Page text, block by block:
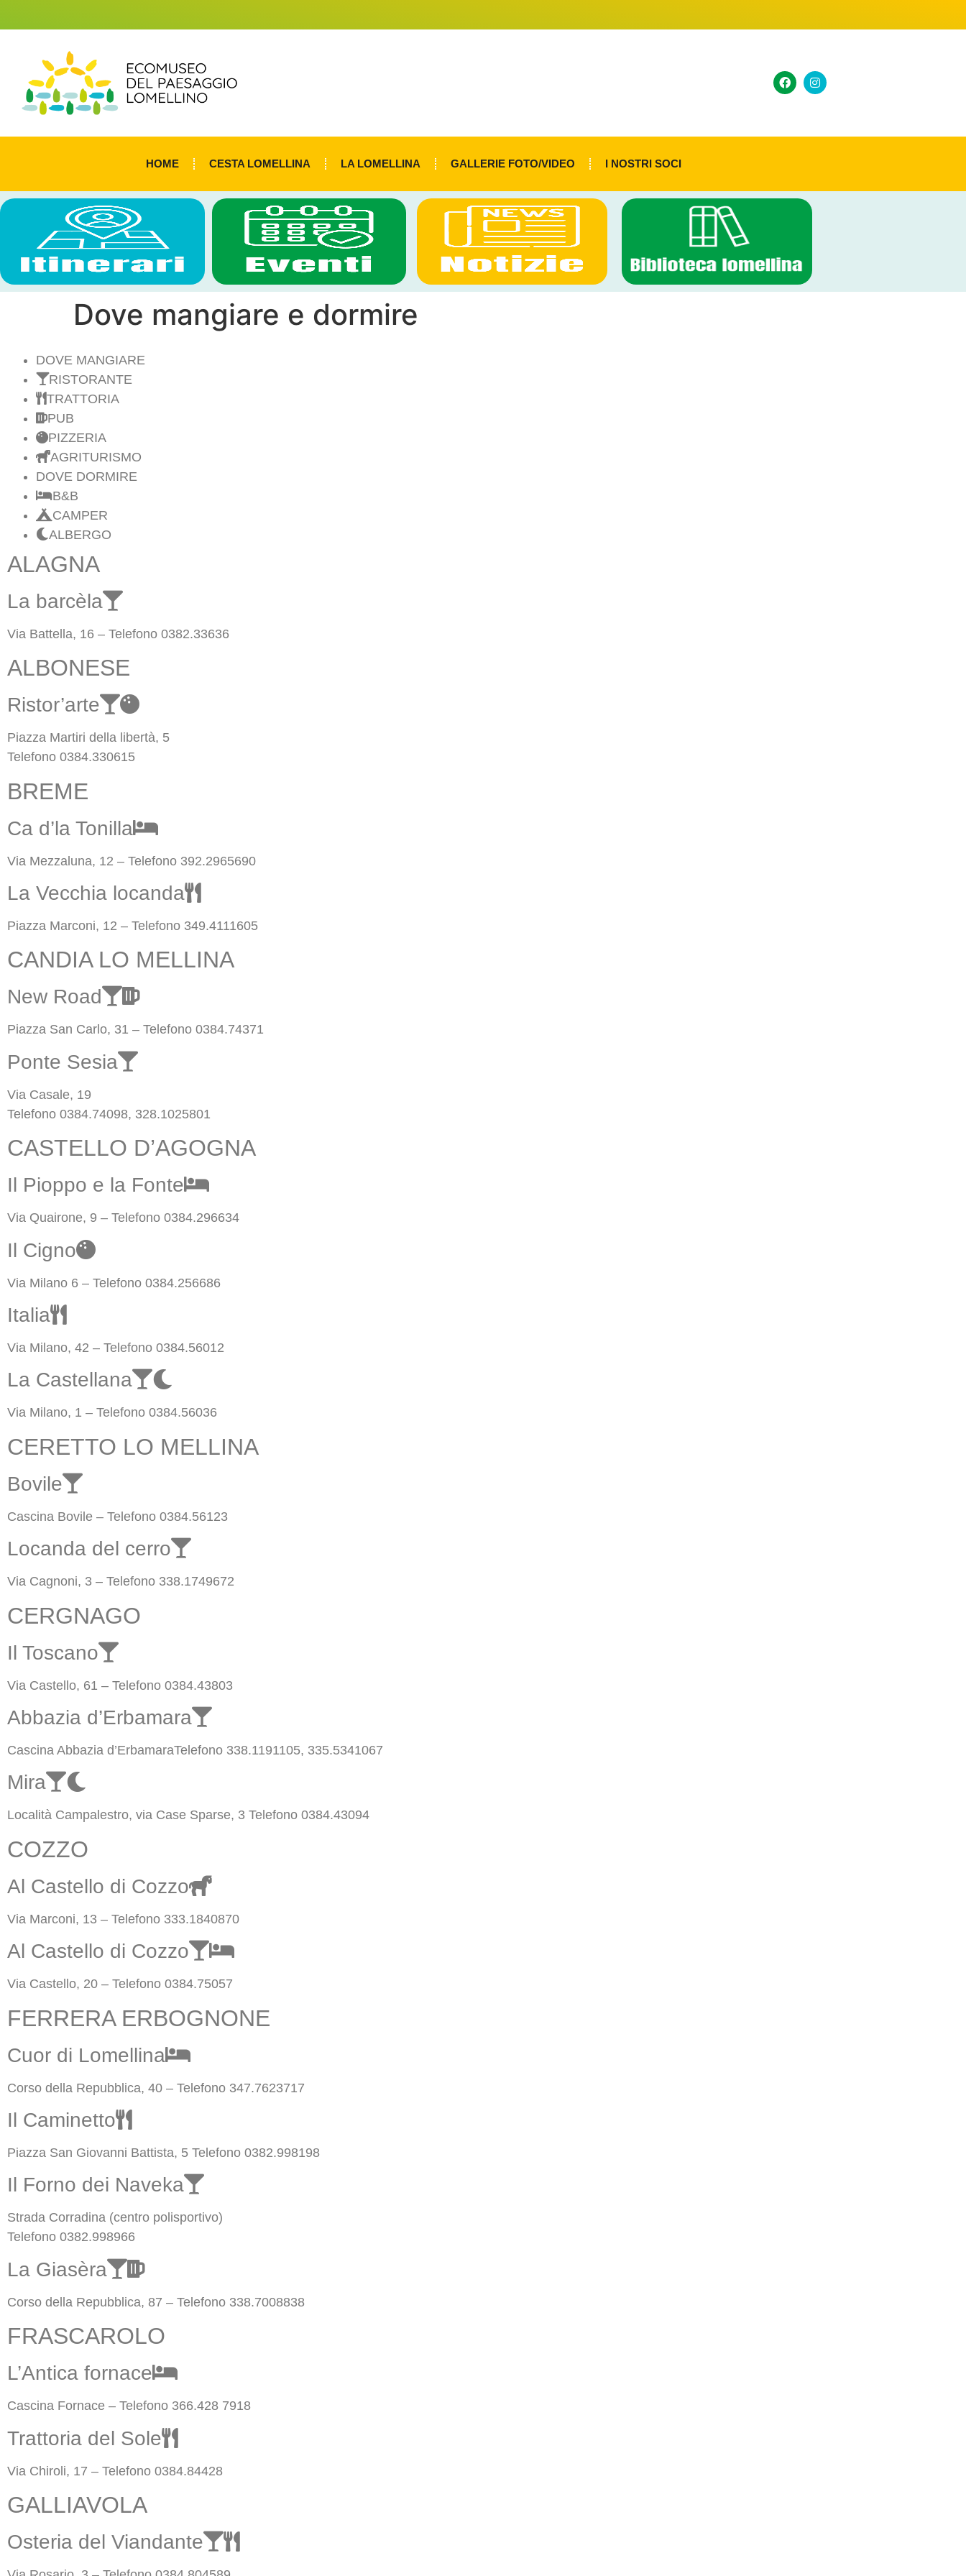
HOME CESTA LOMELLINA LA LOMELLINA GALLERIE FOTO/VIDEO I NOSTRI SOCI
Dove mangiare e dormire
DOVE MANGIARE
RISTORANTE
TRATTORIA
PUB
PIZZERIA
AGRITURISMO
DOVE DORMIRE
B&B
CAMPER
ALBERGO
ALAGNA
La barcèla
Via Battella, 16 – Telefono 0382.33636
ALBONESE
Ristor’arte
Piazza Martiri della libertà, 5
Telefono 0384.330615
BREME
Ca d’la Tonilla
Via Mezzaluna, 12 – Telefono 392.2965690
La Vecchia locanda
Piazza Marconi, 12 – Telefono 349.4111605
CANDIA LO MELLINA
New Road
Piazza San Carlo, 31 – Telefono 0384.74371
Ponte Sesia
Via Casale, 19
Telefono 0384.74098, 328.1025801
CASTELLO D’AGOGNA
Il Pioppo e la Fonte
Via Quairone, 9 – Telefono 0384.296634
Il Cigno
Via Milano 6 – Telefono 0384.256686
Italia
Via Milano, 42 – Telefono 0384.56012
La Castellana
Via Milano, 1 – Telefono 0384.56036
CERETTO LO MELLINA
Bovile
Cascina Bovile – Telefono 0384.56123
Locanda del cerro
Via Cagnoni, 3 – Telefono 338.1749672
CERGNAGO
Il Toscano
Via Castello, 61 – Telefono 0384.43803
Abbazia d’Erbamara
Cascina Abbazia d’ErbamaraTelefono 338.1191105, 335.5341067
Mira
Località Campalestro, via Case Sparse, 3 Telefono 0384.43094
COZZO
Al Castello di Cozzo
Via Marconi, 13 – Telefono 333.1840870
Al Castello di Cozzo
Via Castello, 20 – Telefono 0384.75057
FERRERA ERBOGNONE
Cuor di Lomellina
Corso della Repubblica, 40 – Telefono 347.7623717
Il Caminetto
Piazza San Giovanni Battista, 5 Telefono 0382.998198
Il Forno dei Naveka
Strada Corradina (centro polisportivo)
Telefono 0382.998966
La Giasèra
Corso della Repubblica, 87 – Telefono 338.7008838
FRASCAROLO
L’Antica fornace
Cascina Fornace – Telefono 366.428 7918
Trattoria del Sole
Via Chiroli, 17 – Telefono 0384.84428
GALLIAVOLA
Osteria del Viandante